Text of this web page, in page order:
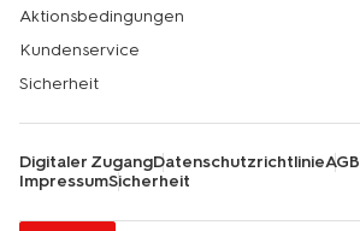
Aktionsbedingungen
Kundenservice
Sicherheit
Digitaler ZugangDatenschutzrichtlinieAGB
ImpressumSicherheit